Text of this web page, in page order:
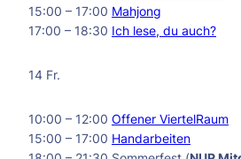
15:00 – 17:00 Mahjong
17:00 – 18:30 Ich lese, du auch?
14 Fr.
10:00 – 12:00 Offener ViertelRaum
15:00 – 17:00 Handarbeiten